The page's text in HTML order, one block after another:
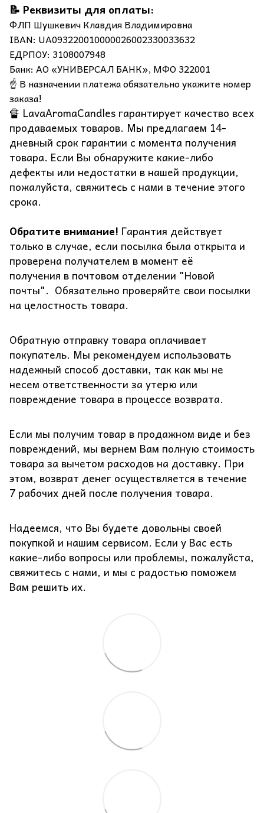
📝 Реквизиты для оплаты:
ФЛП Шушкевич Клавдия Владимировна
IBAN: UA093220010000026002330033632
ЕДРПОУ: 3108007948
Банк: АО «УНИВЕРСАЛ БАНК», МФО 322001
☝️ В назначении платежа обязательно укажите номер
заказа!
🔏 LavaAromaCandles гарантирует качество всех
продаваемых товаров. Мы предлагаем 14-
дневный срок гарантии с момента получения
товара. Если Вы обнаружите какие-либо
дефекты или недостатки в нашей продукции,
пожалуйста, свяжитесь с нами в течение этого
срока.
Обратите внимание! Гарантия действует
только в случае, если посылка была открыта и
проверена получателем в момент её
получения в почтовом отделении "Новой
почты". Обязательно проверяйте свои посылки
на целостность товара.
Обратную отправку товара оплачивает
покупатель. Мы рекомендуем использовать
надежный способ доставки, так как мы не
несем ответственности за утерю или
повреждение товара в процессе возврата.
Если мы получим товар в продажном виде и без
повреждений, мы вернем Вам полную стоимость
товара за вычетом расходов на доставку. При
этом, возврат денег осуществляется в течение
7 рабочих дней после получения товара.
Надеемся, что Вы будете довольны своей
покупкой и нашим сервисом. Если у Вас есть
какие-либо вопросы или проблемы, пожалуйста,
свяжитесь с нами, и мы с радостью поможем
Вам решить их.